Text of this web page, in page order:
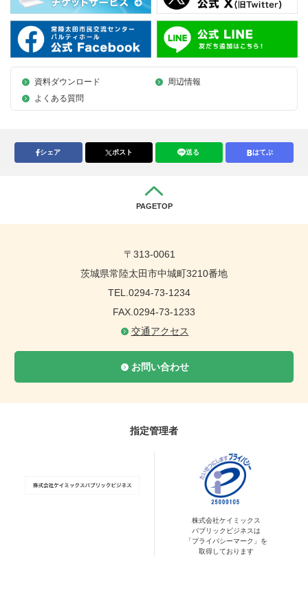
資料ダウンロード
周辺情報
よくある質問
シェア ポスト 送る はてぶ
PAGETOP
〒313-0061
茨城県常陸太田市中城町3210番地
TEL.0294-73-1234
FAX.0294-73-1233
交通アクセス
お問い合わせ
指定管理者
株式会社ケイミックス
パブリックビジネスは
「プライバシーマーク」を
取得しております